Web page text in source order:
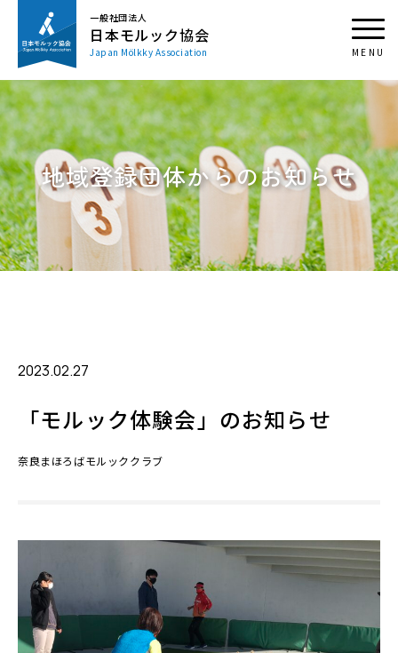
一般社団法人
日本モルック協会
Japan Mölkky Association
地域登録団体からのお知らせ
2023.02.27
「モルック体験会」のお知らせ
奈良まほろばモルッククラブ